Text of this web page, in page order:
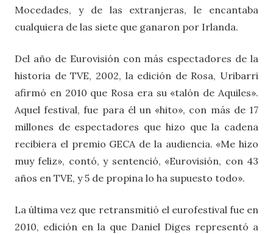
Mocedades, y de las extranjeras, le encantaba
cualquiera de las siete que ganaron por Irlanda.
Del año de Eurovisión con más espectadores de la
historia de TVE, 2002, la edición de Rosa, Uribarri
afirmó en 2010 que Rosa era su «talón de Aquiles».
Aquel festival, fue para él un «hito», con más de 17
millones de espectadores que hizo que la cadena
recibiera el premio GECA de la audiencia. «Me hizo
muy feliz», contó, y sentenció, «Eurovisión, con 43
años en TVE, y 5 de propina lo ha supuesto todo».
La última vez que retransmitió el eurofestival fue en
2010, edición en la que Daniel Diges representó a